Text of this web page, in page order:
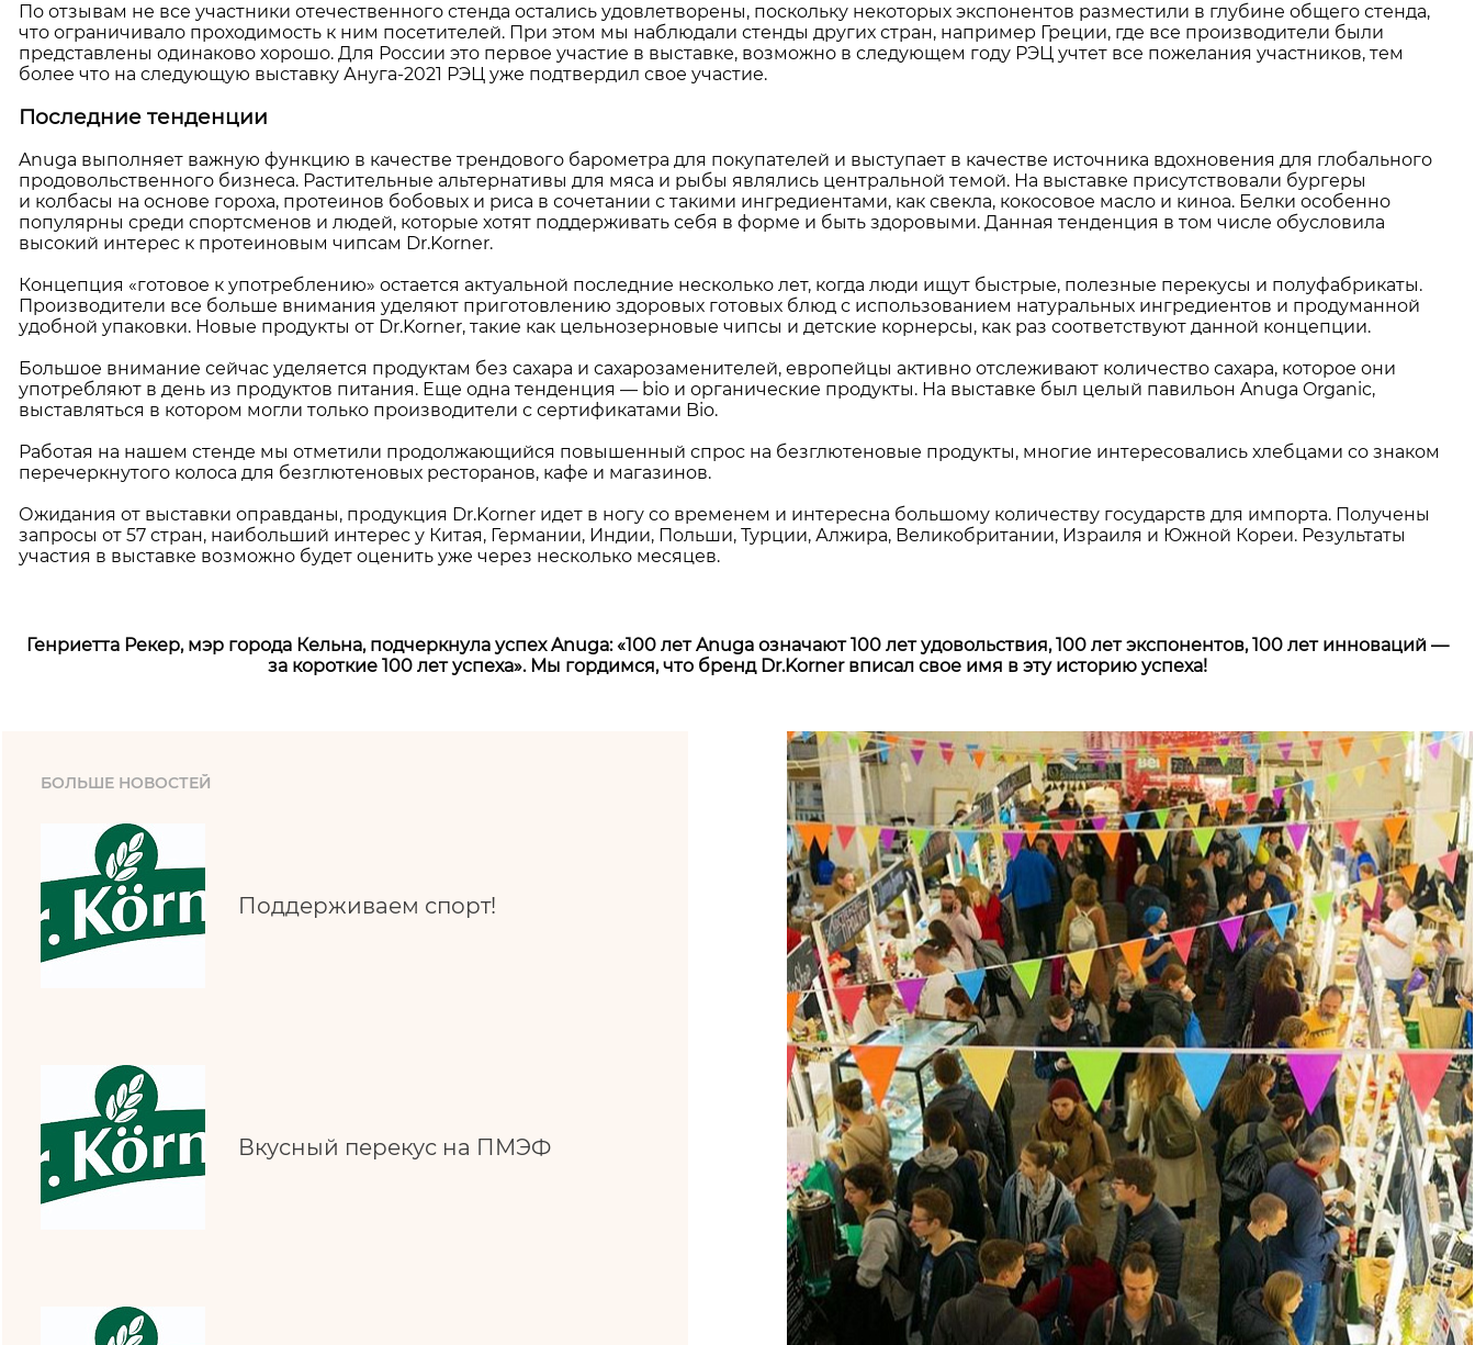
По отзывам не все участники отечественного стенда остались удовлетворены, поскольку некоторых экспонентов разместили в глубине общего стенда,
что ограничивало проходимость к ним посетителей. При этом мы наблюдали стенды других стран, например Греции, где все производители были
представлены одинаково хорошо. Для России это первое участие в выставке, возможно в следующем году РЭЦ учтет все пожелания участников, тем
более что на следующую выставку Ануга-2021 РЭЦ уже подтвердил свое участие.
Последние тенденции
Anuga выполняет важную функцию в качестве трендового барометра для покупателей и выступает в качестве источника вдохновения для глобального
продовольственного бизнеса. Растительные альтернативы для мяса и рыбы являлись центральной темой. На выставке присутствовали бургеры
и колбасы на основе гороха, протеинов бобовых и риса в сочетании с такими ингредиентами, как свекла, кокосовое масло и киноа. Белки особенно
популярны среди спортсменов и людей, которые хотят поддерживать себя в форме и быть здоровыми. Данная тенденция в том числе обусловила
высокий интерес к протеиновым чипсам Dr.Korner.
Концепция «готовое к употреблению» остается актуальной последние несколько лет, когда люди ищут быстрые, полезные перекусы и полуфабрикаты.
Производители все больше внимания уделяют приготовлению здоровых готовых блюд с использованием натуральных ингредиентов и продуманной
удобной упаковки. Новые продукты от Dr.Korner, такие как цельнозерновые чипсы и детские корнерсы, как раз соответствуют данной концепции.
Большое внимание сейчас уделяется продуктам без сахара и сахарозаменителей, европейцы активно отслеживают количество сахара, которое они
употребляют в день из продуктов питания. Еще одна тенденция — bio и органические продукты. На выставке был целый павильон Anuga Organic,
выставляться в котором могли только производители с сертификатами Bio.
Работая на нашем стенде мы отметили продолжающийся повышенный спрос на безглютеновые продукты, многие интересовались хлебцами со знаком
перечеркнутого колоса для безглютеновых ресторанов, кафе и магазинов.
Ожидания от выставки оправданы, продукция Dr.Korner идет в ногу со временем и интересна большому количеству государств для импорта. Получены
запросы от 57 стран, наибольший интерес у Китая, Германии, Индии, Польши, Турции, Алжира, Великобритании, Израиля и Южной Кореи. Результаты
участия в выставке возможно будет оценить уже через несколько месяцев.
Генриетта Рекер, мэр города Кельна, подчеркнула успех Anuga: «100 лет Anuga означают 100 лет удовольствия, 100 лет экспонентов, 100 лет инноваций —
за короткие 100 лет успеха». Мы гордимся, что бренд Dr.Korner вписал свое имя в эту историю успеха!
БОЛЬШЕ НОВОСТЕЙ
Поддерживаем спорт!
Вкусный перекус на ПМЭФ